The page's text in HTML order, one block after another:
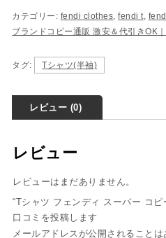
カテゴリー: fendi clothes,fendi t,
ブランドコピー通販 激安＆代引きOK
タグ: Tシャツ(半袖)
レビュー (0)
レビュー
レビューはまだありません。
“Tシャツ フェンディ スーパー コ
口コミを投稿します
メールアドレスが公開されることは